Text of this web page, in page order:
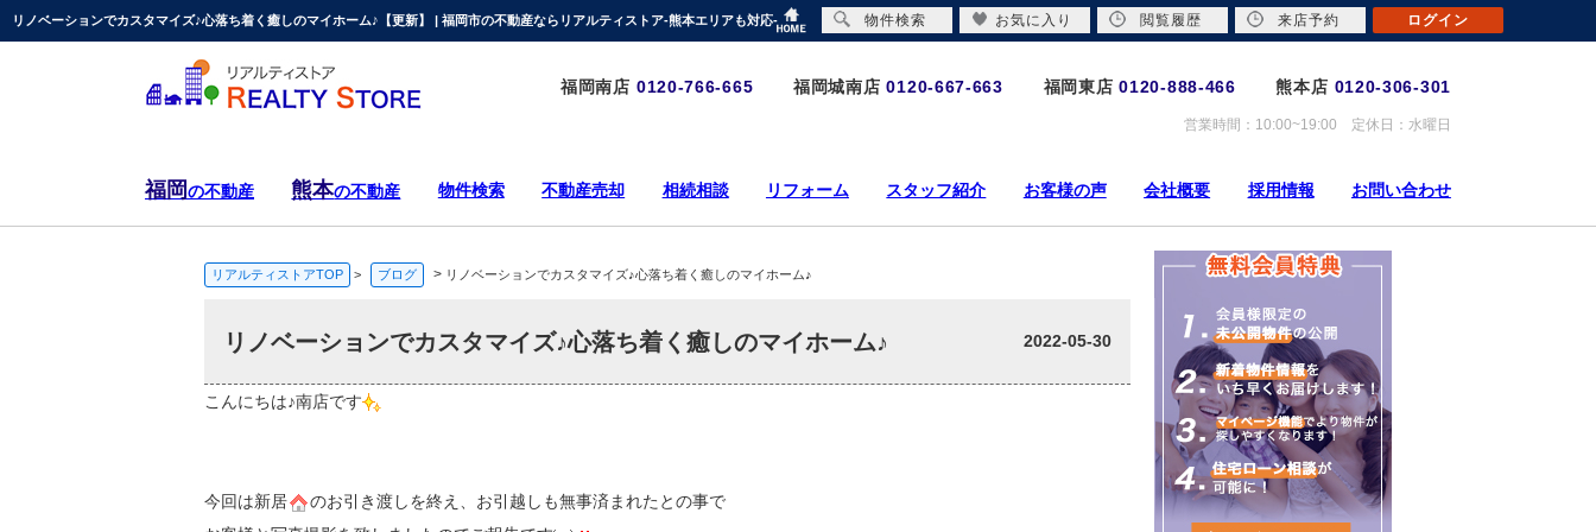
リノベーションでカスタマイズ♪心落ち着く癒しのマイホーム♪【更新】 | 福岡市の不動産ならリアルティストア-熊本エリアも対応-
福岡南店 0120-766-665 福岡城南店 0120-667-663 福岡東店 0120-888-466 熊本店 0120-306-301
営業時間：10:00~19:00 定休日：水曜日
福岡の不動産 熊本の不動産 物件検索 不動産売却 相続相談 リフォーム スタッフ紹介 お客様の声 会社概要 採用情報 お問い合わせ
リアルティストアTOP > ブログ > リノベーションでカスタマイズ♪心落ち着く癒しのマイホーム♪
リノベーションでカスタマイズ♪心落ち着く癒しのマイホーム♪ 2022-05-30
こんにちは♪南店です
今回は新居
のお引き渡しを終え、お引越しも無事済まれたとの事で
物件検索 お気に入り 閲覧履歴 来店予約 ログイン